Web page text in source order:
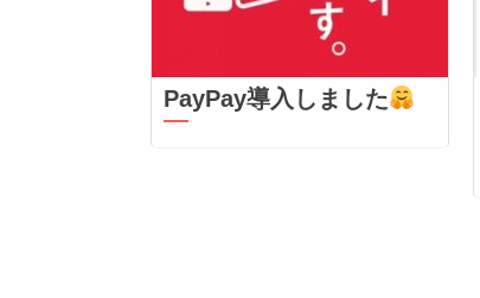
PayPay導入しました